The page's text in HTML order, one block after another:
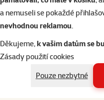
a nemuseli se pokaždé
nevhodnou reklamou.
Děkujeme,k vašim datům se
Zásady použití cookies
Pouze nezbytné